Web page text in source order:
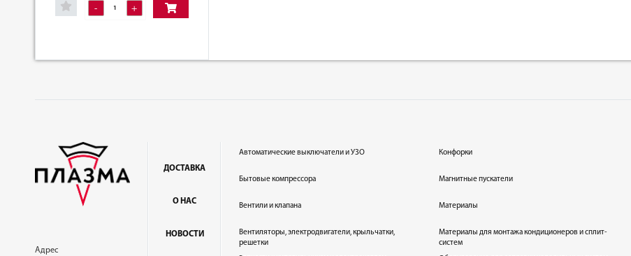
- +
Адрес
ДОСТАВКА
О НАС
НОВОСТИ
Автоматические выключатели и УЗО
Бытовые компрессора
Вентили и клапана
Вентиляторы, электродвигатели, крыльчатки,
решетки
Конфорки
Магнитные пускатели
Материалы
Материалы для монтажа кондиционеров и сплит-
систем